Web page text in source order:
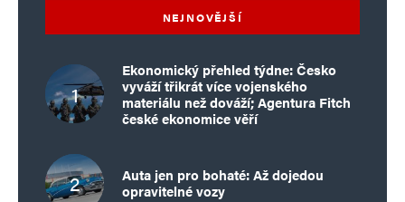
NEJNOVĚJŠÍ
Ekonomický přehled týdne: Česko
vyváží třikrát více vojenského
materiálu než dováží; Agentura Fitch
české ekonomice věří
Auta jen pro bohaté: Až dojedou
opravitelné vozy